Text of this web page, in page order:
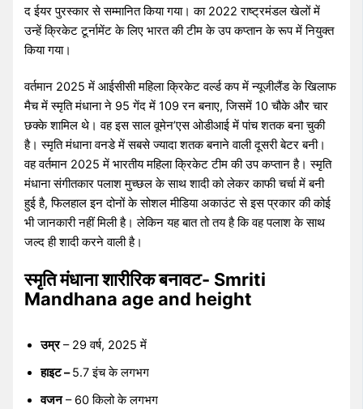
द ईयर पुरस्कार से सम्मानित किया गया। का 2022 राष्ट्रमंडल खेलों में
उन्हें क्रिकेट टूर्नामेंट के लिए भारत की टीम के उप कप्तान के रूप में नियुक्त
किया गया।
वर्तमान 2025 में आईसीसी महिला क्रिकेट वर्ल्ड कप में न्यूजीलैंड के खिलाफ
मैच में स्मृति मंधाना ने 95 गेंद में 109 रन बनाए, जिसमें 10 चौके और चार
छक्के शामिल थे। वह इस साल वूमेन’एस ओडीआई में पांच शतक बना चुकी
है। स्मृति मंधाना वनडे में सबसे ज्यादा शतक बनाने वाली दूसरी बेटर बनी।
वह वर्तमान 2025 में भारतीय महिला क्रिकेट टीम की उप कप्तान है। स्मृति
मंधाना संगीतकार पलाश मुच्छल के साथ शादी को लेकर काफी चर्चा में बनी
हुई है, फिलहाल इन दोनों के सोशल मीडिया अकाउंट से इस प्रकार की कोई
भी जानकारी नहीं मिली है। लेकिन यह बात तो तय है कि वह पलाश के साथ
जल्द ही शादी करने वाली है।
स्मृति मंधाना शारीरिक बनावट- Smriti
Mandhana age and height
उम्र– 29 वर्ष, 2025 में
हाइट –5.7 इंच के लगभग
वजन– 60 किलो के लगभग